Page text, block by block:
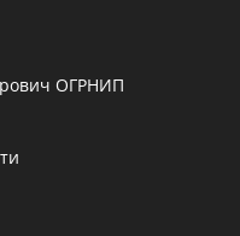
ОГРНИП